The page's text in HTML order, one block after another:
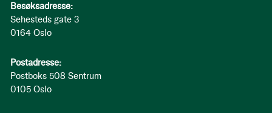
Besøksadresse:
Sehesteds gate 3
0164 Oslo
Postadresse:
Postboks 508 Sentrum
0105 Oslo